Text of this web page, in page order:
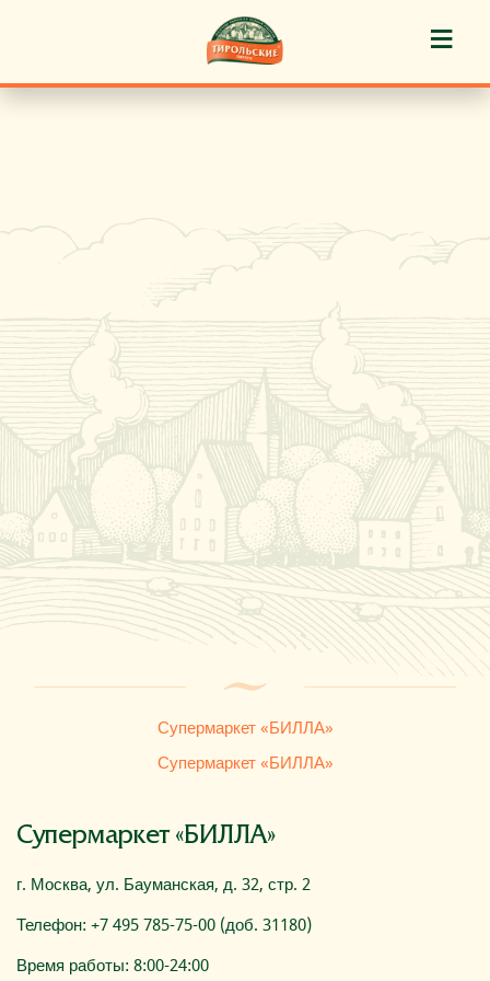
Супермаркет «БИЛЛА»
Супермаркет «БИЛЛА»
Супермаркет «БИЛЛА»
г. Москва, ул. Бауманская, д. 32, стр. 2
Телефон: +7 495 785-75-00 (доб. 31180)
Время работы: 8:00-24:00
≡
Пирожные «Тирольские» ®
Торты «Тирольские» ®
Куличи
Кафе-кондитерские
Новости
Где купить
О компании